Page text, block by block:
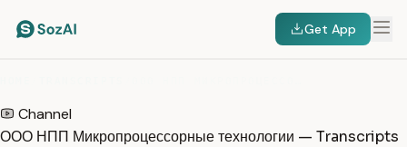
Get App
Channel
ООО НПП Микропроцессорные технологии — Transcripts